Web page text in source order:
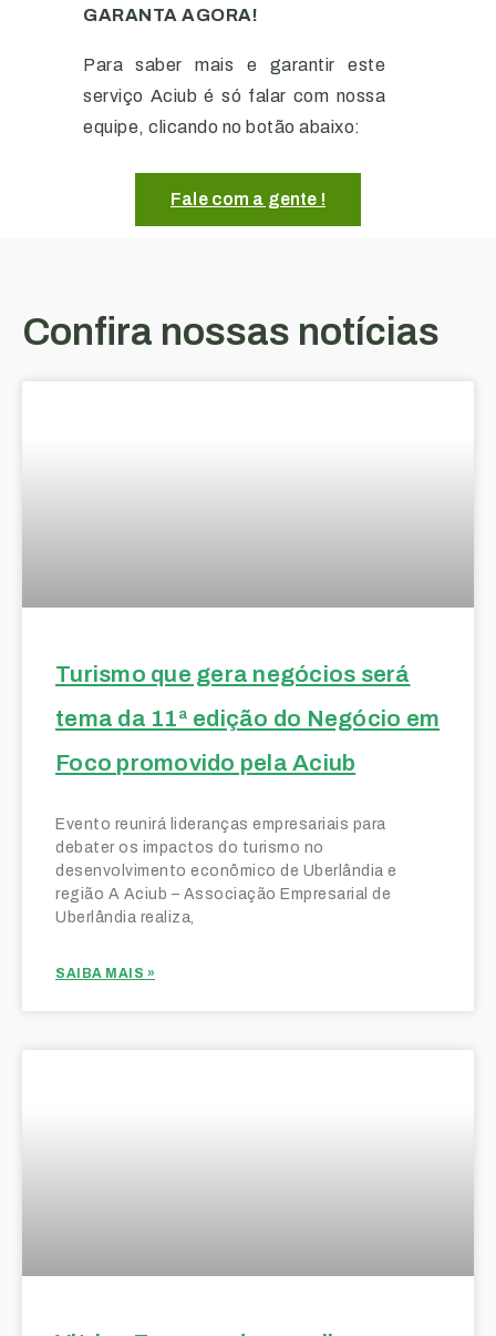
GARANTA AGORA!
Para saber mais e garantir este
serviço Aciub é só falar com nossa
equipe, clicando no botão abaixo:
Fale com a gente !
Confira nossas notícias
Turismo que gera negócios será
tema da 11ª edição do Negócio em
Foco promovido pela Aciub
Evento reunirá lideranças empresariais para
debater os impactos do turismo no
desenvolvimento econômico de Uberlândia e
região A Aciub – Associação Empresarial de
Uberlândia realiza,
SAIBA MAIS »